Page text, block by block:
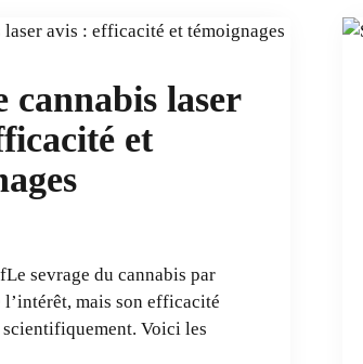
cannabis laser
et
sevrage du cannabis par
l’intérêt, mais son efficacité
Voici les